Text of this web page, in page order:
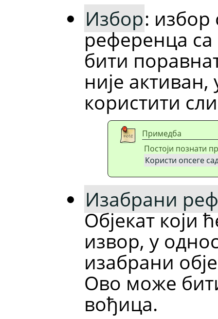
Избор: избор
референца са
бити
није
користити
Примедба
Постоји познати
Користи опсеге
Изабрани
Објекат који
извор, у
изабрани
Ово може
вођица.